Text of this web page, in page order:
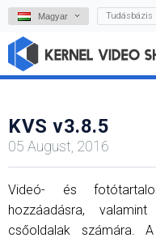
Magyar Tudásbázis
KVS v3.8.5
05 August, 2016
Videó- ​​és
hozzáadásra,
csőoldalak számára.